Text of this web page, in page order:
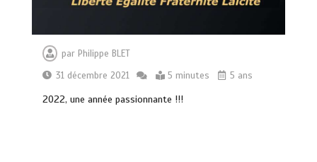
parPhilippe BLET
31 décembre 2021
5 minutes 5 ans
2022, une année passionnante !!!